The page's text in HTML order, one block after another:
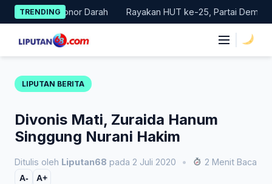
Skip
to
content
TRENDING
Donor Darah Rayakan HUT ke-25, Partai Demokrat Bali
LIPUTAN BERITA
Divonis Mati, Zuraida Hanum
Singgung Nurani Hakim
Ditulis oleh Liputan68 pada 2 Juli 2020 • 2 Menit Baca
A- A+